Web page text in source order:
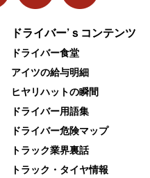
ドライバー’ｓコンテンツ
ドライバー食堂
アイツの給与明細
ヒヤリハットの瞬間
ドライバー用語集
ドライバー危険マップ
トラック業界裏話
トラック・タイヤ情報